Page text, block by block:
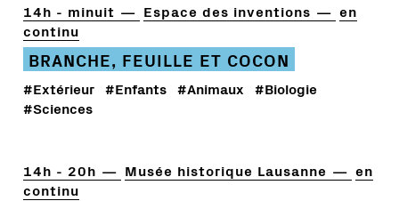
14h - minuit Espace des inventions
en
continu
BRANCHE, FEUILLE ET COCON
#Extérieur #Enfants #Animaux #Biologie
#Sciences
14h - 20h Musée historique Lausanne
en
continu